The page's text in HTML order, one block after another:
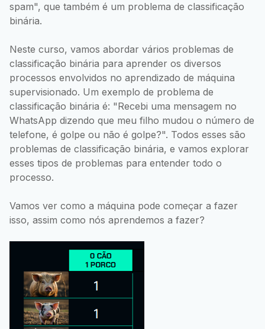
spam", que também é um problema de classificação
binária.
Neste curso, vamos abordar vários problemas de
classificação binária para aprender os diversos
processos envolvidos no aprendizado de máquina
supervisionado. Um exemplo de problema de
classificação binária é: "Recebi uma mensagem no
WhatsApp dizendo que meu filho mudou o número de
telefone, é golpe ou não é golpe?". Todos esses são
problemas de classificação binária, e vamos explorar
esses tipos de problemas para entender todo o
processo.
Vamos ver como a máquina pode começar a fazer
isso, assim como nós aprendemos a fazer?